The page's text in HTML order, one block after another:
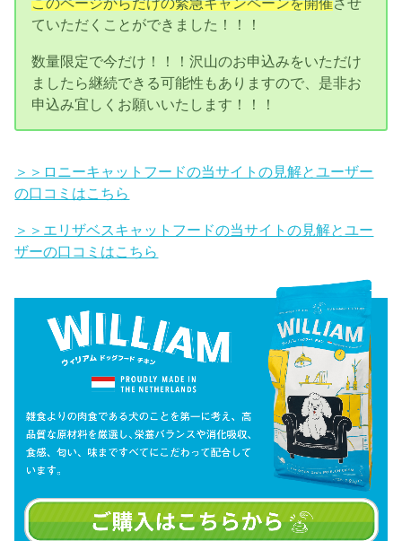
ていただくことができました！！！
数量限定で今だけ！！！沢山のお申込みをいただけ
ましたら継続できる可能性もありますので、是非お
申込み宜しくお願いいたします！！！
＞＞ロニーキャットフードの当サイトの見解とユーザー
の口コミはこちら
＞＞エリザベスキャットフードの当サイトの見解とユー
ザーの口コミはこちら